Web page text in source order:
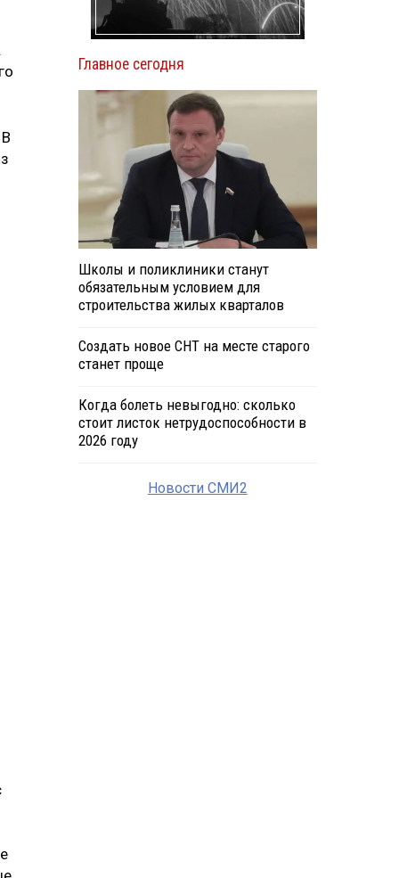
Главное сегодня
Школы и поликлиники станут
обязательным условием для
строительства жилых кварталов
Создать новое СНТ на месте старого
станет проще
Когда болеть невыгодно: сколько
стоит листок нетрудоспособности в
2026 году
Новости СМИ2